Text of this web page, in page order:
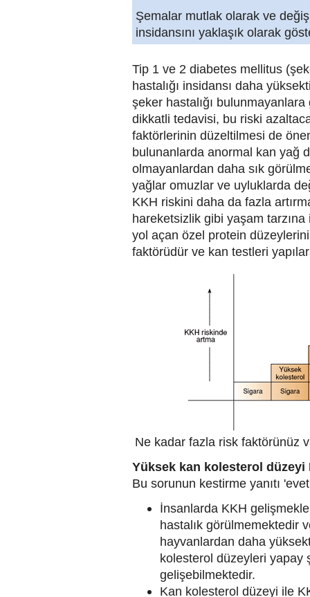
Şemalar mutlak olarak ve
insidansını yaklaşık olarak
Tip 1 ve 2 diabetes mellitus
hastalığı insidansı daha
şeker hastalığı
dikkatli tedavisi, bu riski
faktörlerinin düzeltilmesi de
bulunanlarda anormal kan yağ
olmayanlardan daha sık
yağlar omuzlar ve uyluklarda
KKH riskini daha da fazla
hareketsizlik gibi yaşam
yol açan özel protein
faktörüdür ve kan testleri
Ne kadar fazla risk faktörünüz
Yüksek kan kolesterol
Bu sorunun kestirme yanıtı
İnsanlarda KKH
hastalık görülmemektedir
hayvanlardan daha
kolesterol düzeyleri yapay
gelişebilmektedir.
Kan kolesterol düzeyi ile